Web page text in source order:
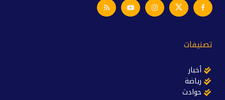
تصنيفات
أخبار
رياضة
حوادث